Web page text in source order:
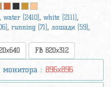
, water (2410), white (2111),
, running (71), лошади (59),
FB 820x312
монитора : 896x896